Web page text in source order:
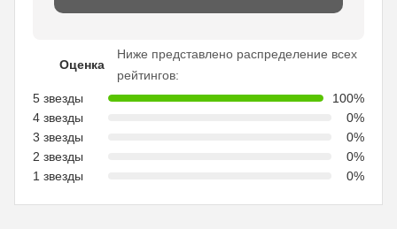
Оценка
Ниже представлено распределение всех
рейтингов:
5 звезды
100%
4 звезды
0%
3 звезды
0%
2 звезды
0%
1 звезды
0%